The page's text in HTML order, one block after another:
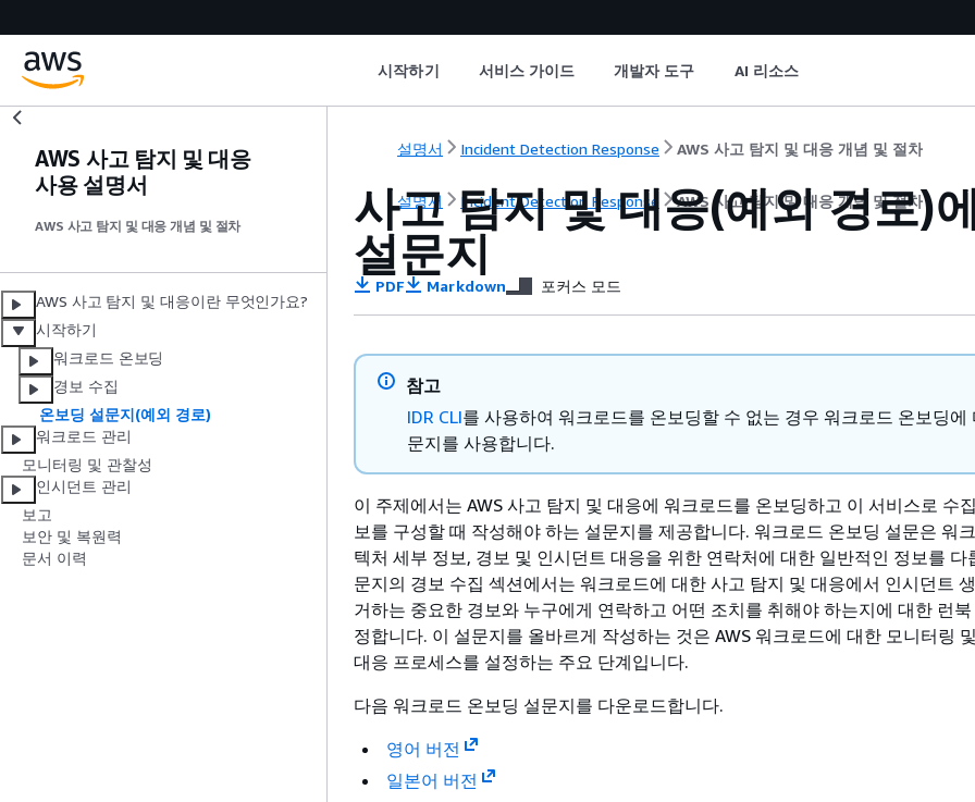
시작하기 서비스 가이드 개발자 도구 AI 리소스
AWS 사고 탐지 및 대응
사용 설명서
AWS 사고 탐지 및 대응 개념 및 절차
AWS 사고 탐지 및 대응이란 무엇인가요?
시작하기
워크로드 온보딩
경보 수집
온보딩 설문지(예외 경로)
워크로드 관리
모니터링 및 관찰성
인시던트 관리
보고
보안 및 복원력
문서 이력
설명서 Incident Detection Response AWS 사고 탐지 및 대응 개념 및 절차
설명서 Incident Detection Response AWS 사고 탐지 및 대응 개념 및 절차
사고 탐지 및 대응(예외 경로)
설문지
PDF Markdown 포커스 모드
참고
IDR CLI를 사용하여 워크로드를 온보딩할 수 없는 경우 워크로드 온보딩에
문지를 사용합니다.
이 주제에서는 AWS 사고 탐지 및 대응에 워크로드를 온보딩하고 이 서비스로 수
보를 구성할 때 작성해야 하는 설문지를 제공합니다. 워크로드 온보딩 설문은 워
텍처 세부 정보, 경보 및 인시던트 대응을 위한 연락처에 대한 일반적인 정보를 다
문지의 경보 수집 섹션에서는 워크로드에 대한 사고 탐지 및 대응에서 인시던트
거하는 중요한 경보와 누구에게 연락하고 어떤 조치를 취해야 하는지에 대한 런북
정합니다. 이 설문지를 올바르게 작성하는 것은 AWS 워크로드에 대한 모니터링
대응 프로세스를 설정하는 주요 단계입니다.
다음 워크로드 온보딩 설문지를 다운로드합니다.
영어 버전
일본어 버전